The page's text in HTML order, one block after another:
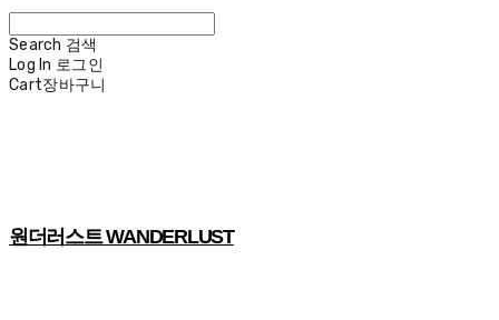
Search 검색
Log In 로그인
Cart장바구니
원더러스트 WANDERLUST